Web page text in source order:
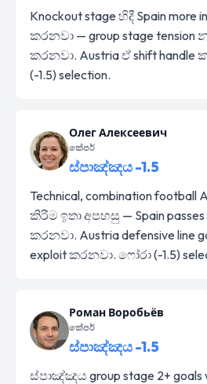
Knockout stage හිදී Spain more
කරනවා — group stage tension
කරනවා. Austria ඒ shift
(-1.5) selection.
Олег Алексеевич
කේපර්
ස්පාඤ්ඤය -1.5
Technical, combination football
කිරීම ඉතා අපහසු — Spain passes
කරනවා. Austria defensive line
exploit කරනවා. ෆෝරා (-1.5)
Роман Воробьёв
කේපර්
ස්පාඤ්ඤය -1.5
ස්පාඤ්ඤය group stage 2+ goals